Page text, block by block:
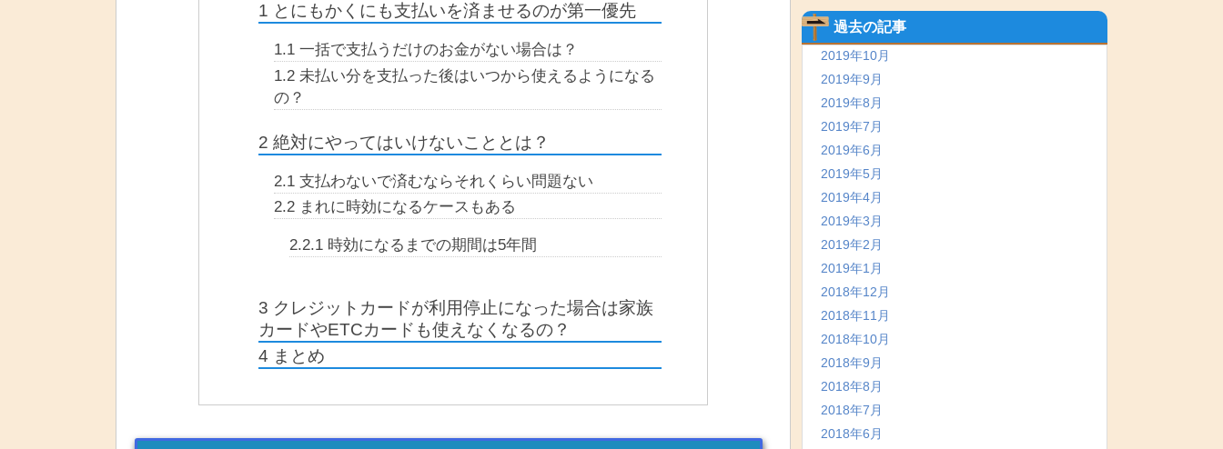
1 とにもかくにも支払いを済ませるのが第一優先
1.1 一括で支払うだけのお金がない場合は？
1.2 未払い分を支払った後はいつから使えるようになる
の？
2 絶対にやってはいけないこととは？
2.1 支払わないで済むならそれくらい問題ない
2.2 まれに時効になるケースもある
2.2.1 時効になるまでの期間は5年間
3 クレジットカードが利用停止になった場合は家族
カードやETCカードも使えなくなるの？
4 まとめ
過去の記事
2019年10月
2019年9月
2019年8月
2019年7月
2019年6月
2019年5月
2019年4月
2019年3月
2019年2月
2019年1月
2018年12月
2018年11月
2018年10月
2018年9月
2018年8月
2018年7月
2018年6月